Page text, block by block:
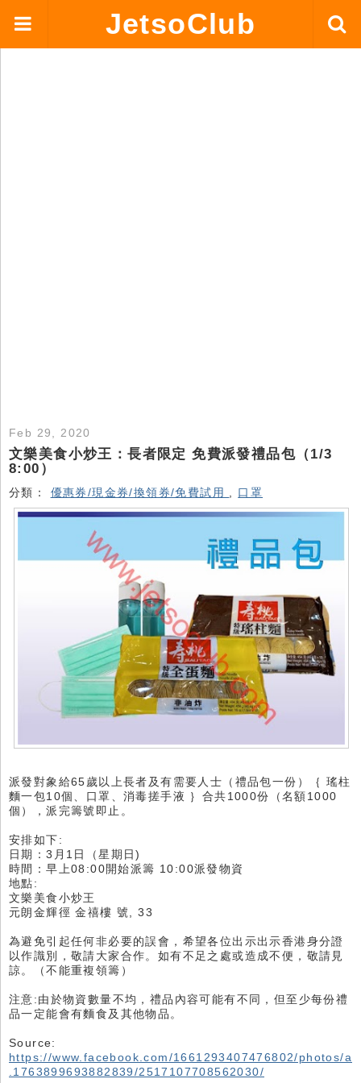
JetsoClub
Feb 29, 2020
文樂美食小炒王：長者限定 免費派發禮品包（1/3
8:00）
分類： 優惠券/現金券/換領券/免費試用 口罩
派發對象給65歲以上長者及有需要人士（禮品包一份）｛ 瑤柱
麵一包10個、口罩、消毒搓手液 ｝合共1000份（名額1000
個），派完籌號即止。
安排如下:
日期：3月1日（星期日)
時間：早上08:00開始派籌 10:00派發物資
地點:
文樂美食小炒王
元朗金輝徑 金禧樓 號, 33
為避免引起任何非必要的誤會，希望各位出示出示香港身分證
以作識別，敬請大家合作。如有不足之處或造成不便，敬請見
諒。（不能重複領籌）
注意:由於物資數量不均，禮品內容可能有不同，但至少每份禮
品一定能會有麵食及其他物品。
Source:
https://www.facebook.com/1661293407476802/photos/a
.1763899693882839/2517107708562030/